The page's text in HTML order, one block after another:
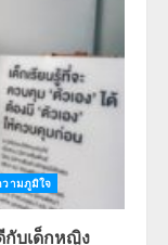
วามภูมิใจ
กับเด็กหญิง